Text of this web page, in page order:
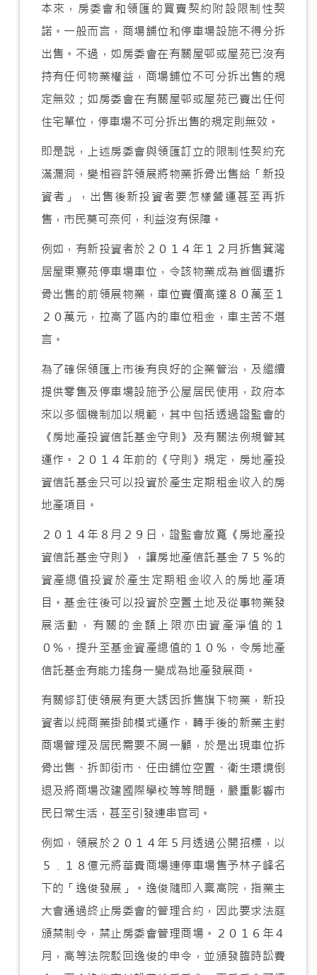
本來，房委會和領匯的買賣契約附設限制性契
諾。一般而言，商場舖位和停車場設施不得分拆
出售。不過，如房委會在有關屋邨或屋苑已沒有
持有任何物業權益，商場舖位不可分拆出售的規
定無效；如房委會在有關屋邨或屋苑已賣出任何
住宅單位，停車場不可分拆出售的規定則無效。
即是說，上述房委會與領匯訂立的限制性契約充
滿漏洞，變相容許領展將物業拆骨出售給「新投
資者」，出售後新投資者要怎樣營運甚至再拆
售，市民莫可奈何，利益沒有保障。
例如，有新投資者於２０１４年１２月拆售箕灣
居屋東熹苑停車場車位，令該物業成為首個遭拆
骨出售的前領展物業，車位賣價高達８０萬至１
２０萬元，拉高了區內的車位租金，車主苦不堪
言。
為了確保領匯上市後有良好的企業管治，及繼續
提供零售及停車場設施予公屋居民使用，政府本
來以多個機制加以規範，其中包括透過證監會的
《房地產投資信託基金守則》及有關法例規管其
運作。２０１４年前的《守則》規定，房地產投
資信託基金只可以投資於產生定期租金收入的房
地產項目。
２０１４年８月２９日，證監會放寬《房地產投
資信託基金守則》，讓房地產信託基金７５％的
資產總值投資於產生定期租金收入的房地產項
目。基金往後可以投資於空置土地及從事物業發
展活動，有關的金額上限亦由資產淨值的１
０％，提升至基金資產總值的１０％，令房地產
信託基金有能力搖身一變成為地產發展商。
有關修訂使領展有更大誘因拆售旗下物業，新投
資者以純商業掛帥模式運作，轉手後的新業主對
商場管理及居民需要不屑一顧，於是出現車位拆
骨出售、拆卸街市、任由舖位空置、衛生環境倒
退及將商場改建國際學校等等問題，嚴重影響市
民日常生活，甚至引發連串官司。
例如，領展於２０１４年５月透過公開招標，以
５﹒１８億元將華貴商場連停車場售予林子峰名
下的「逸俊發展」。逸俊隨即入稟高院，指業主
大會通過終止房委會的管理合約，因此要求法庭
頒禁制令，禁止房委會管理商場。２０１６年４
月，高等法院駁回逸俊的申令，並頒發臨時訟費